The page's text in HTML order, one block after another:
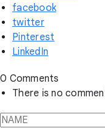
facebook
twitter
Pinterest
LinkedIn
0 Comments
There is no